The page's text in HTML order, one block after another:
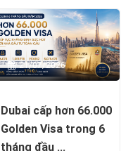
Malta theo chương trình
Malta Permanent
Residence Programme
(MPRP). Đây là cột mốc
quan trọng, đánh dấu
quá trình thẩm định (Due
Diligence) và chỉ còn một
số bước cuối trước khi
21/07/2026
Dubai cấp hơn 66.000
Golden Visa trong 6
tháng đầu ...